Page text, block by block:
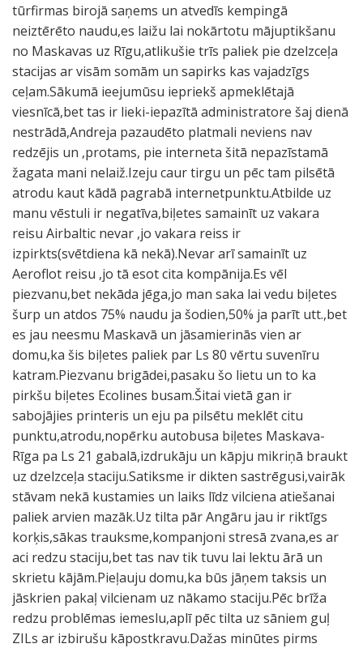
tūrfirmas birojā saņems un atvedīs kempingā
neiztērēto naudu,es laižu lai nokārtotu mājuptikšanu
no Maskavas uz Rīgu,atlikušie trīs paliek pie dzelzceļa
stacijas ar visām somām un sapirks kas vajadzīgs
ceļam.Sākumā ieejumūsu iepriekš apmeklētajā
viesnīcā,bet tas ir lieki-iepazītā administratore šaj dienā
nestrādā,Andreja pazaudēto platmali neviens nav
redzējis un ,protams, pie interneta šitā nepazīstamā
žagata mani nelaiž.Izeju caur tirgu un pēc tam pilsētā
atrodu kaut kādā pagrabā internetpunktu.Atbilde uz
manu vēstuli ir negatīva,biļetes samainīt uz vakara
reisu Airbaltic nevar ,jo vakara reiss ir
izpirkts(svētdiena kā nekā).Nevar arī samainīt uz
Aeroflot reisu ,jo tā esot cita kompānija.Es vēl
piezvanu,bet nekāda jēga,jo man saka lai vedu biļetes
šurp un atdos 75% naudu ja šodien,50% ja parīt utt.,bet
es jau neesmu Maskavā un jāsamierinās vien ar
domu,ka šis biļetes paliek par Ls 80 vērtu suvenīru
katram.Piezvanu brigādei,pasaku šo lietu un to ka
pirkšu biļetes Ecolines busam.Šitai vietā gan ir
sabojājies printeris un eju pa pilsētu meklēt citu
punktu,atrodu,nopērku autobusa biļetes Maskava-
Rīga pa Ls 21 gabalā,izdrukāju un kāpju mikriņā braukt
uz dzelzceļa staciju.Satiksme ir dikten sastrēgusi,vairāk
stāvam nekā kustamies un laiks līdz vilciena atiešanai
paliek arvien mazāk.Uz tilta pār Angāru jau ir riktīgs
korķis,sākas trauksme,kompanjoni stresā zvana,es ar
aci redzu staciju,bet tas nav tik tuvu lai lektu ārā un
skrietu kājām.Pieļauju domu,ka būs jāņem taksis un
jāskrien pakaļ vilcienam uz nākamo staciju.Pēc brīža
redzu problēmas iemeslu,aplī pēc tilta uz sāniem guļ
ZILs ar izbirušu kāpostkravu.Dažas minūtes pirms